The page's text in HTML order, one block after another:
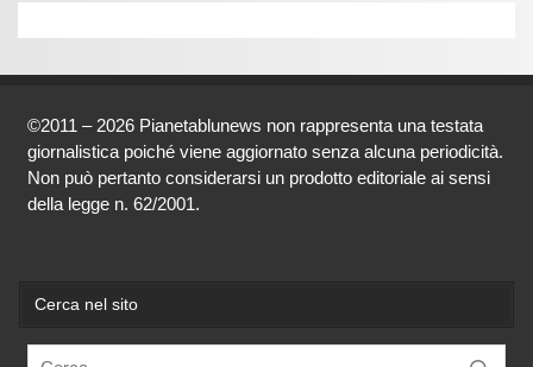
©2011 – 2026 Pianetablunews non rappresenta una testata
giornalistica poiché viene aggiornato senza alcuna periodicità.
Non può pertanto considerarsi un prodotto editoriale ai sensi
della legge n. 62/2001.
Cerca nel sito